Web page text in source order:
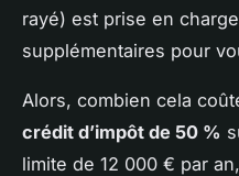
rayé) est prise en
supplémentaires pour
Alors, combien cela
crédit d’impôt de 50 %
limite de 12 000 € par